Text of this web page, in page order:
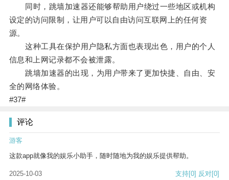
同时，跳墙加速器还能够帮助用户绕过一些地区或机构
设定的访问限制，让用户可以自由访问互联网上的任何资
源。
这种工具在保护用户隐私方面也表现出色，用户的个人
信息和上网记录都不会被泄露。
跳墙加速器的出现，为用户带来了更加快捷、自由、安
全的网络体验。
#37#
评论
游客
这款app就像我的娱乐小助手，随时随地为我的娱乐提供帮助。
2025-10-03 支持[0] 反对[0]